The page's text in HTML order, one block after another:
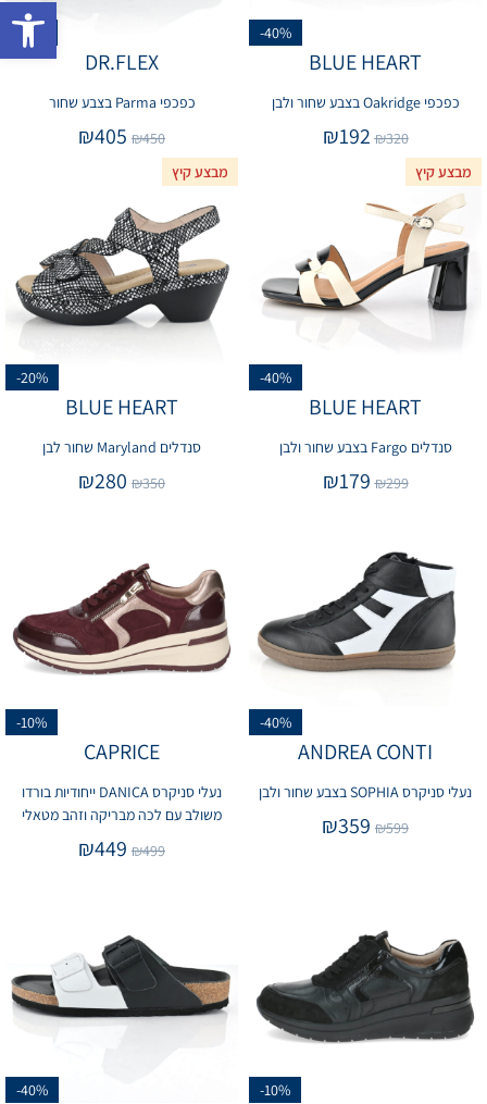
-40%
BLUE HEART
כפכפי Oakridge בצבע שחור ולבן
₪320
₪192
-10%
DR.FLEX
כפכפי Parma בצבע שחור
₪450
₪405
מבצע קיץ
-40%
BLUE HEART
סנדלים Fargo בצבע שחור ולבן
₪299
₪179
מבצע קיץ
-20%
BLUE HEART
סנדלים Maryland שחור לבן
₪350
₪280
-40%
ANDREA CONTI
נעלי סניקרס SOPHIA בצבע שחור ולבן
₪599
₪359
-10%
CAPRICE
נעלי סניקרס DANICA ייחודיות בורדו
משולב עם לכה מבריקה וזהב מטאלי
₪499
₪449
-10%
-40%